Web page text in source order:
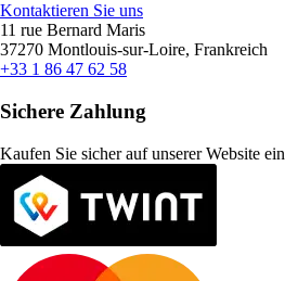
Kontaktieren Sie uns
11 rue Bernard Maris
37270 Montlouis-sur-Loire, Frankreich
+33 1 86 47 62 58
Sichere Zahlung
Kaufen Sie sicher auf unserer Website ein